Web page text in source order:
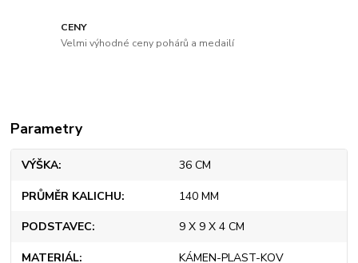
CENY
Velmi výhodné ceny pohárů a medailí
Parametry
VÝŠKA 36 CM
PRŮMĚR KALICHU 140 MM
PODSTAVEC 9 X 9 X 4 CM
MATERIÁL KÁMEN-PLAST-KOV